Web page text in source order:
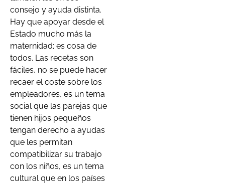
consejo y ayuda distinta.
Hay que apoyar desde el
Estado mucho más la
maternidad; es cosa de
todos. Las recetas son
fáciles, no se puede hacer
recaer el coste sobre los
empleadores, es un tema
social que las parejas que
tienen hijos pequeños
tengan derecho a ayudas
que les permitan
compatibilizar su trabajo
con los niños, es un tema
cultural que en los países